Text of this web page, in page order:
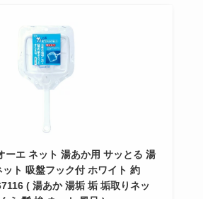
ーエ ネット 湯あか用 サッとる 湯
ット 吸盤フック付 ホワイト 約
( 湯あか 湯垢 垢 垢取りネッ